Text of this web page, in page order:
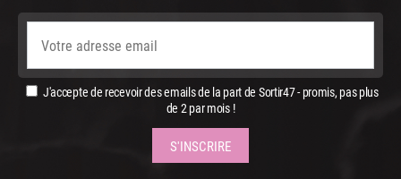
J'accepte de recevoir des emails de la part de Sortir47 - promis, pas plus
de 2 par mois !